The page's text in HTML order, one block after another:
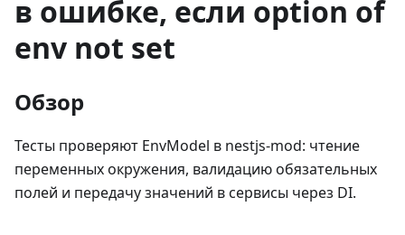
в ошибке, если option of
env not set
Обзор
Тесты проверяют EnvModel в nestjs-mod: чтение
переменных окружения, валидацию обязательных
полей и передачу значений в сервисы через DI.